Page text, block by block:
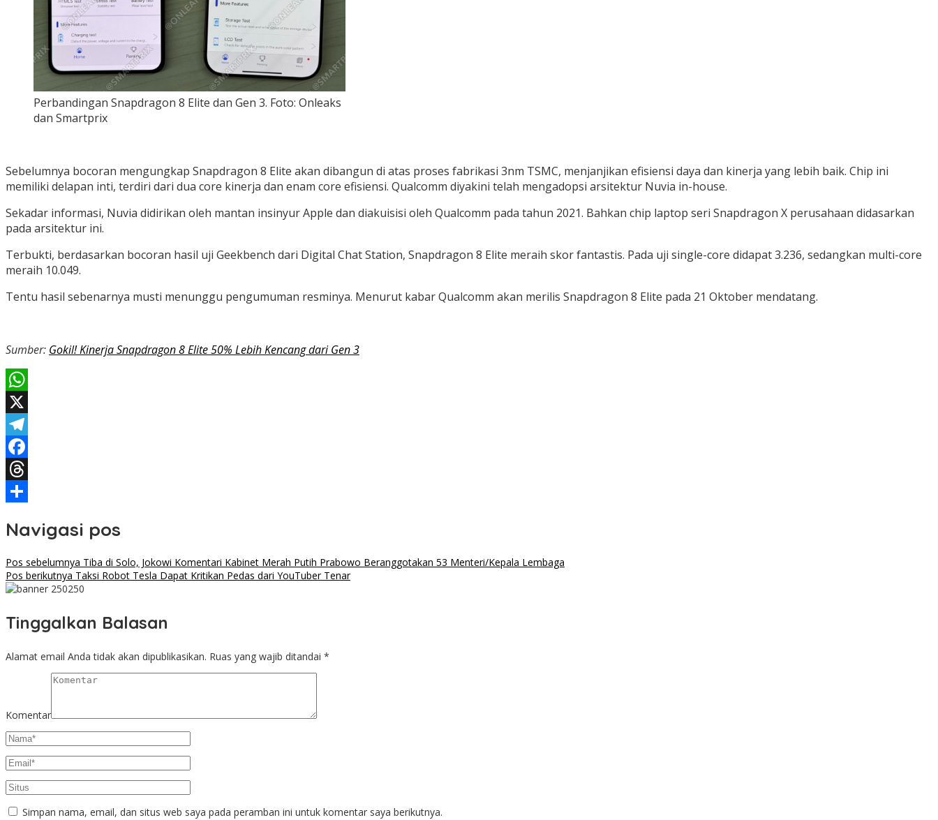
Perbandingan Snapdragon 8 Elite dan Gen 3. Foto: Onleaks
dan Smartprix
Sebelumnya bocoran mengungkap Snapdragon 8 Elite akan dibangun di atas proses fabrikasi 3nm TSMC, menjanjikan efisiensi daya dan kinerja yang lebih baik. Chip ini
memiliki delapan inti, terdiri dari dua core kinerja dan enam core efisiensi. Qualcomm diyakini telah mengadopsi arsitektur Nuvia in-house.
Sekadar informasi, Nuvia didirikan oleh mantan insinyur Apple dan diakuisisi oleh Qualcomm pada tahun 2021. Bahkan chip laptop seri Snapdragon X perusahaan didasarkan
pada arsitektur ini.
Terbukti, berdasarkan bocoran hasil uji Geekbench dari Digital Chat Station, Snapdragon 8 Elite meraih skor fantastis. Pada uji single-core didapat 3.236, sedangkan multi-core
meraih 10.049.
Tentu hasil sebenarnya musti menunggu pengumuman resminya. Menurut kabar Qualcomm akan merilis Snapdragon 8 Elite pada 21 Oktober mendatang.
Sumber: Gokil! Kinerja Snapdragon 8 Elite 50% Lebih Kencang dari Gen 3
WhatsApp
X
Telegram
Facebook
Threads
Navigasi pos
Pos sebelumnya Tiba di Solo, Jokowi Komentari Kabinet Merah Putih Prabowo Beranggotakan 53 Menteri/Kepala Lembaga
Pos berikutnya Taksi Robot Tesla Dapat Kritikan Pedas dari YouTuber Tenar
Tinggalkan Balasan
Alamat email Anda tidak akan dipublikasikan. Ruas yang wajib ditandai *
Komentar
Simpan nama, email, dan situs web saya pada peramban ini untuk komentar saya berikutnya.